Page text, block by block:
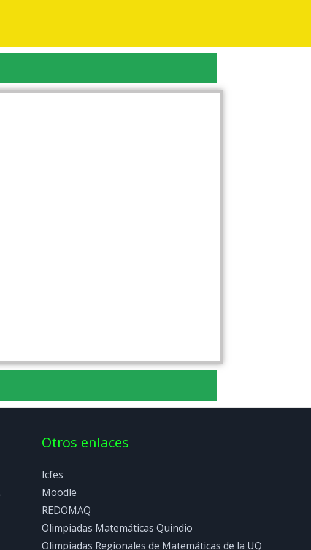
Otros enlaces
Icfes
Moodle
REDOMAQ
Olimpiadas Matemáticas Quindio
Olimpiadas Regionales de Matemáticas de la UQ